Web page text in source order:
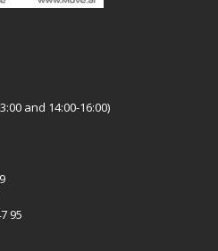
and 14:00-16:00)
95